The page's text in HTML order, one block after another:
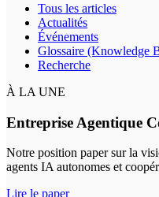
Tous les articles
Actualités
Événements
Glossaire (Knowledge
Recherche
À LA UNE
Entreprise Agentique
Notre position paper sur la
agents IA autonomes et
Lire le paper